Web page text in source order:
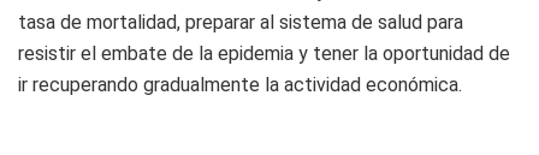
tasa de mortalidad, preparar al sistema de salud para
resistir el embate de la epidemia y tener la oportunidad de
ir recuperando gradualmente la actividad económica.